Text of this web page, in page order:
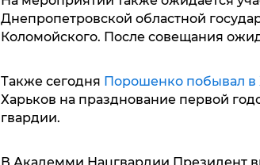
Днепропетровской областной
Коломойского. После совещания
Также сегодня Порошенко побывал в
Харьков на празднование первой
гвардии.